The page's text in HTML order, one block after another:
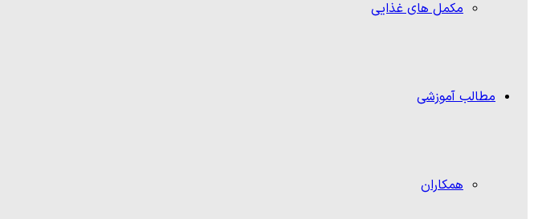
مکمل های غذایی
مطالب آموزشی
همکاران